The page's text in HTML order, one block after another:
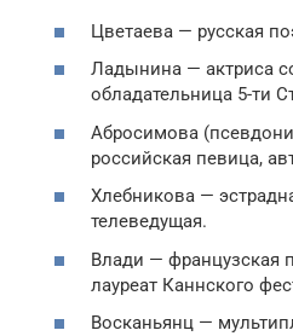
Цветаева — русская
Ладынина — актриса
обладательница 5-ти
Абросимова
российская певица,
Хлебникова —
телеведущая.
Влади — французская
лауреат Каннского
Восканьянц —